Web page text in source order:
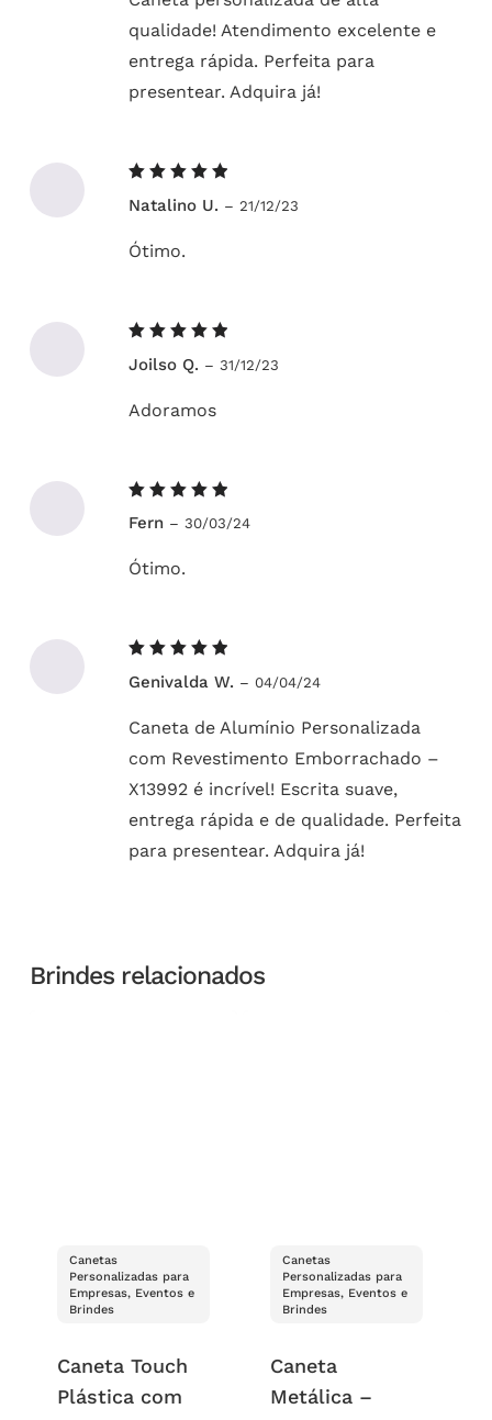
qualidade! Atendimento excelente e
entrega rápida. Perfeita para
presentear. Adquira já!
5de 5
Natalino U. – 21/12/23
Ótimo.
5de 5
Joilso Q. – 31/12/23
Adoramos
5de 5
Fern – 30/03/24
Ótimo.
5de 5
Genivalda W. – 04/04/24
Caneta de Alumínio Personalizada
com Revestimento Emborrachado –
X13992 é incrível! Escrita suave,
entrega rápida e de qualidade. Perfeita
para presentear. Adquira já!
Brindes relacionados
Canetas
Personalizadas para
Empresas, Eventos e
Brindes
Caneta Touch
Plástica com
Canetas
Personalizadas para
Empresas, Eventos e
Brindes
Caneta
Metálica –